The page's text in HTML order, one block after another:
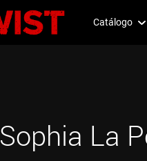
Catálogo
Sophia La